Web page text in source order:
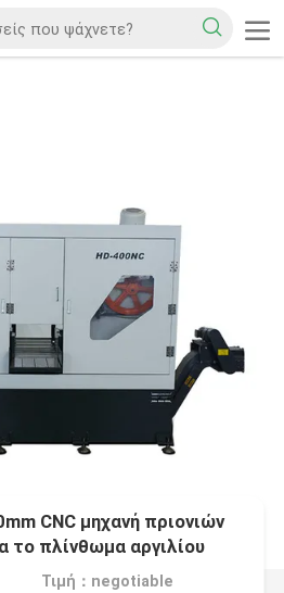
CNC μηχανή πριονιών
το πλίνθωμα αργιλίου
Τιμή：negotiable